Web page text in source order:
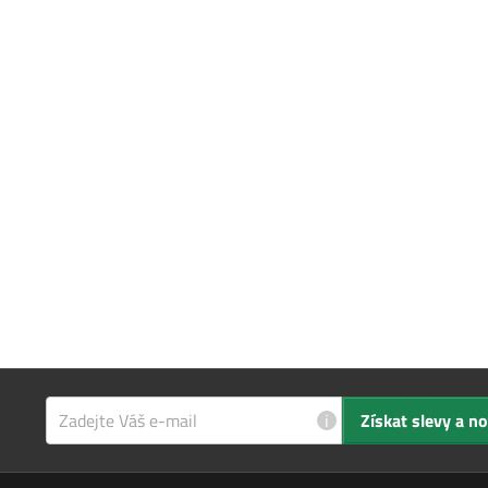
i Získat slevy a